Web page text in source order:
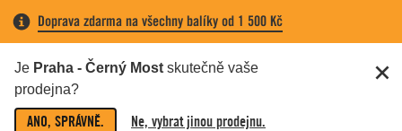
Doprava zdarma na všechny balíky od 1 500 Kč
Je Praha - Černý Most skutečně vaše
prodejna?
ANO, SPRÁVNĚ. Ne, vybrat jinou prodejnu.